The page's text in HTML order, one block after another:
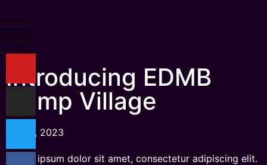
Introducing EDMB
Camp Village
Juli 15, 2023
Lorem ipsum dolor sit amet, consectetur adipiscing elit.